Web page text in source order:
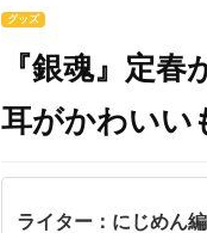
グッズ
『銀魂』定
耳がかわいい
ライター：にじめん